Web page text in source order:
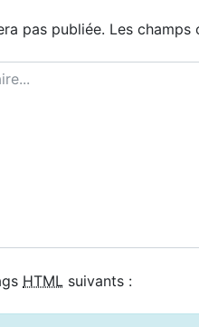
pas publiée. Les champs
HTML suivants :